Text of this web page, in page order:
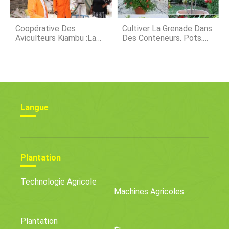
Coopérative Des
Aviculteurs Kiambu :la
Cultiver La Grenade Dans
Des Conteneurs, Pots,
Langue
Plantation
Technologie Agricole
Machines Agricoles
Plantation